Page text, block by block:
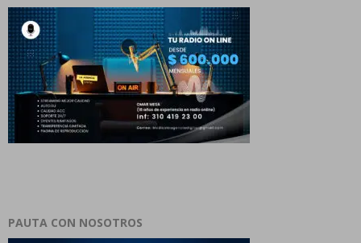
PAUTA CON NOSOTROS